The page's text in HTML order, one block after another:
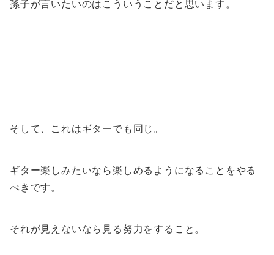
孫子が言いたいのはこういうことだと思います。
そして、これはギターでも同じ。
ギター楽しみたいなら楽しめるようになることをやる
べきです。
それが見えないなら見る努力をすること。